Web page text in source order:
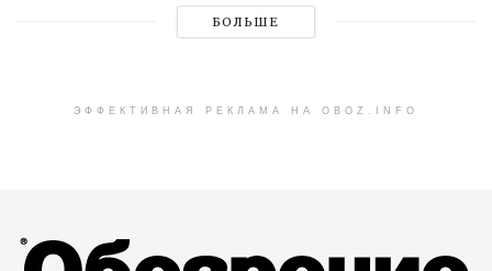
БОЛЬШЕ
ЭФФЕКТИВНАЯ РЕКЛАМА НА OBOZ.INFO